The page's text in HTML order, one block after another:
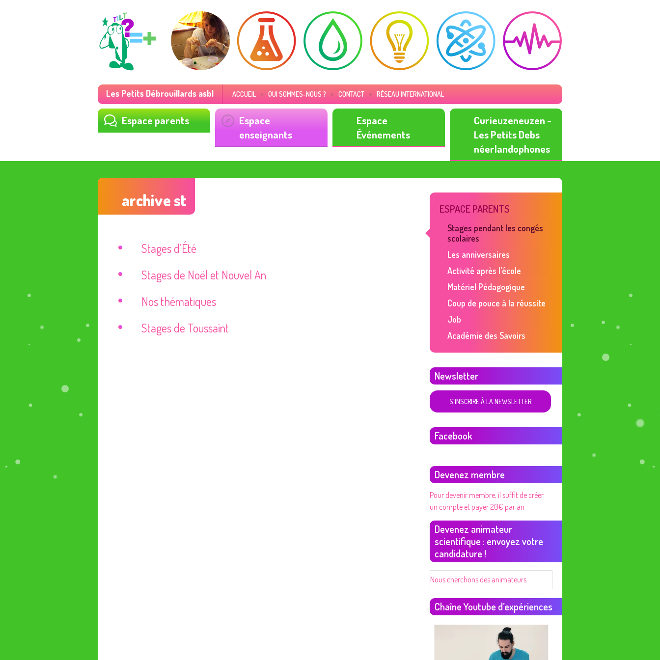
Les Petits Débrouillards asbl ACCUEIL QUI SOMMES-NOUS ? CONTACT RÉSEAU INTERNATIONAL
Espace parents
Espace
enseignants
Espace
Événements
Curieuzeneuzen -
Les Petits Debs
néerlandophones
archive st
Stages d’Été
Stages de Noël et Nouvel An
Nos thématiques
Stages de Toussaint
ESPACE PARENTS
Stages pendant les congés
scolaires
Les anniversaires
Activité après l’école
Matériel Pédagogique
Coup de pouce à la réussite
Job
Académie des Savoirs
Newsletter
S'INSCRIRE À LA NEWSLETTER
Facebook
Devenez membre
Pour devenir membre, il suffit de créer
un compte et payer 20€ par an
Devenez animateur
scientifique : envoyez votre
candidature !
Nous cherchons des animateurs
Chaîne Youtube d’expériences